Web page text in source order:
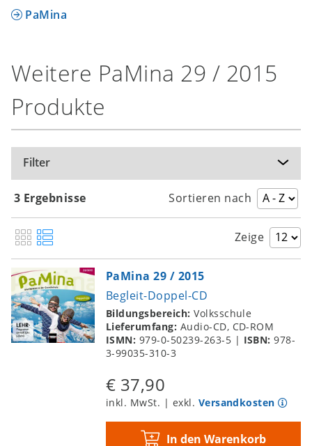
PaMina
Weitere PaMina 29 / 2015
Produkte
Filter
3 Ergebnisse Sortieren nach
Zeige
PaMina 29 / 2015
Begleit-Doppel-CD
Bildungsbereich:Volksschule
Lieferumfang: Audio-CD, CD-ROM
ISMN: 979-0-50239-263-5 | ISBN:978-
3-99035-310-3
€ 37,90
inkl. MwSt. | exkl. Versandkosten
In den Warenkorb